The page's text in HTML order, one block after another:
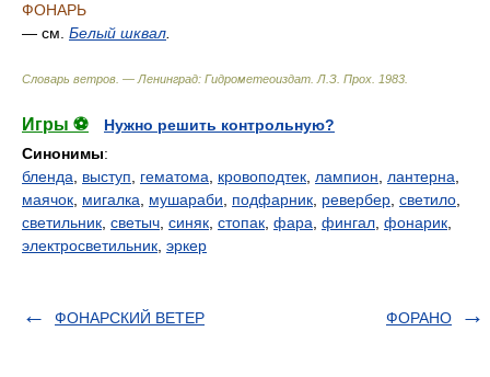
ФОНАРЬ
— см. Белый шквал
Словарь ветров. — Ленинград: Гидрометеоиздат Л.З. Прох 1983
Игры ⚽
Нужно решить контрольную?
Синонимы:
бленда
выступ гематома кровоподтек лампион лантерна
маячок мигалка мушараби подфарник ревербер светило
светильник светыч синяк стопак фара фингал фонарик
электросветильник эркер
ФОНАРСКИЙ ВЕТЕР ФОРАНО